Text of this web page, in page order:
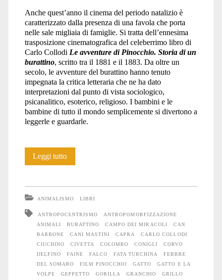
Anche quest’anno il cinema del periodo natalizio è
caratterizzato dalla presenza di una favola che porta
nelle sale migliaia di famiglie. Si tratta dell’ennesima
trasposizione cinematografica del celeberrimo libro di
Carlo Collodi Le avventure di Pinocchio. Storia di un
burattino, scritto tra il 1881 e il 1883. Da oltre un
secolo, le avventure del burattino hanno tenuto
impegnata la critica letteraria che ne ha dato
interpretazioni dal punto di vista sociologico,
psicanalitico, esoterico, religioso. I bambini e le
bambine di tutto il mondo semplicemente si divertono a
leggerle e guardarle.
Leggi tuttoPinocchio:
ANIMALISMO LIBRI
ANTROPOCENTRISMO
ANTROPOMORFIZZAZIONE
ANIMALI
BURATTINO CAMPO DEI MIRACOLI
CAN
BARBONE
CANI MASTINI CAPRA
CARLO COLLODI
CIUCHINO
CIVETTA COLOMBO CONIGLI
CORVO
DELFINO
FAINE FALCO FATA TURCHINA
FEBBRE
DEL SOMARO
FILM PINOCCHIO GATTO
GATTO E LA
VOLPE
GEPPETTO GORILLA GRANCHIO
GRILLO